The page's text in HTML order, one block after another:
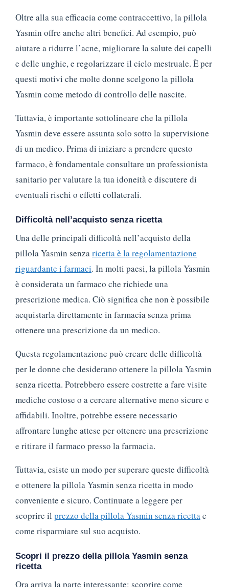
Oltre alla sua efficacia come contraccettivo, la pillola
Yasmin offre anche altri benefici. Ad esempio, può
aiutare a ridurre l’acne, migliorare la salute dei capelli
e delle unghie, e regolarizzare il ciclo mestruale. È per
questi motivi che molte donne scelgono la pillola
Yasmin come metodo di controllo delle nascite.
Tuttavia, è importante sottolineare che la pillola
Yasmin deve essere assunta solo sotto la supervisione
di un medico. Prima di iniziare a prendere questo
farmaco, è fondamentale consultare un professionista
sanitario per valutare la tua idoneità e discutere di
eventuali rischi o effetti collaterali.
Difficoltà nell’acquisto senza ricetta
Una delle principali difficoltà nell’acquisto della
pillola Yasmin senzaricetta è la regolamentazione
riguardante i farmaci. In molti paesi, la pillola Yasmin
è considerata un farmaco che richiede una
prescrizione medica. Ciò significa che non è possibile
acquistarla direttamente in farmacia senza prima
ottenere una prescrizione da un medico.
Questa regolamentazione può creare delle difficoltà
per le donne che desiderano ottenere la pillola Yasmin
senza ricetta. Potrebbero essere costrette a fare visite
mediche costose o a cercare alternative meno sicure e
affidabili. Inoltre, potrebbe essere necessario
affrontare lunghe attese per ottenere una prescrizione
e ritirare il farmaco presso la farmacia.
Tuttavia, esiste un modo per superare queste difficoltà
e ottenere la pillola Yasmin senza ricetta in modo
conveniente e sicuro. Continuate a leggere per
scoprire il prezzo della pillola Yasmin senza ricettae
come risparmiare sul suo acquisto.
Scopri il prezzo della pillola Yasmin senza
ricetta
Ora arriva la parte interessante: scoprire come